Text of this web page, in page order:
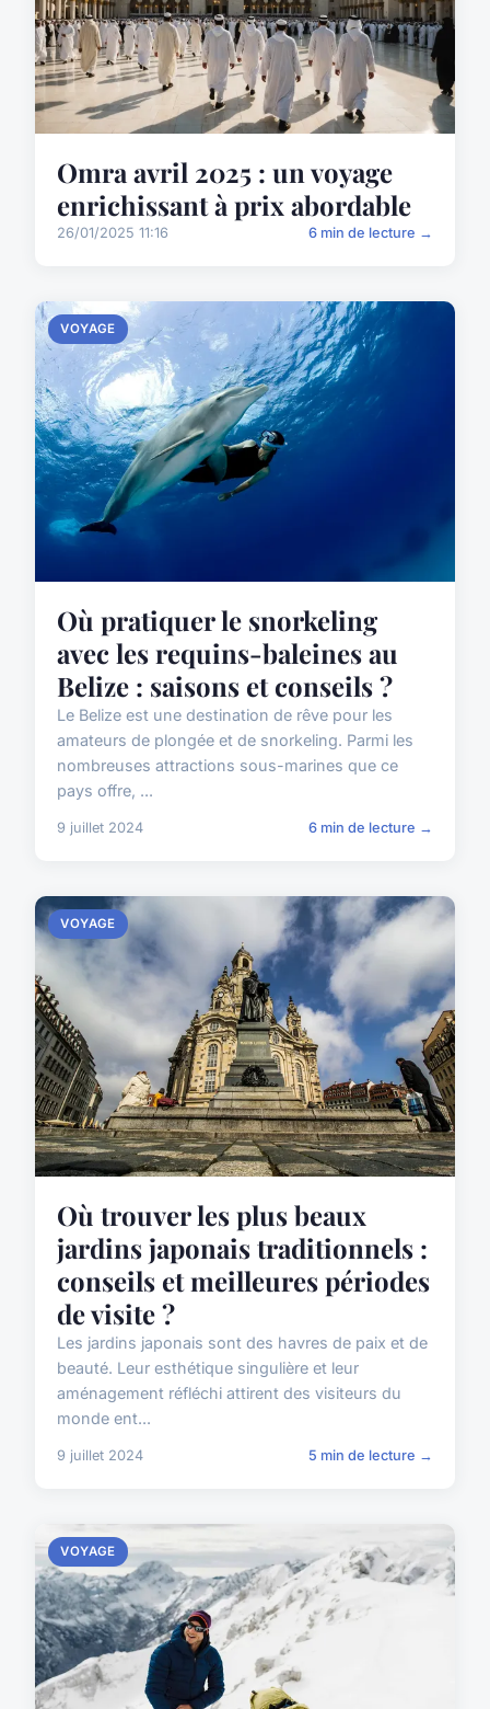
Omra avril 2025 : un voyage
enrichissant à prix abordable
26/01/2025 11:16 6 min de lecture →
VOYAGE
Où pratiquer le snorkeling
avec les requins-baleines au
Belize : saisons et conseils ?
Le Belize est une destination de rêve pour les
amateurs de plongée et de snorkeling. Parmi les
nombreuses attractions sous-marines que ce
pays offre, ...
9 juillet 2024 6 min de lecture →
VOYAGE
Où trouver les plus beaux
jardins japonais traditionnels :
conseils et meilleures périodes
de visite ?
Les jardins japonais sont des havres de paix et de
beauté. Leur esthétique singulière et leur
aménagement réfléchi attirent des visiteurs du
monde ent...
9 juillet 2024 5 min de lecture →
VOYAGE